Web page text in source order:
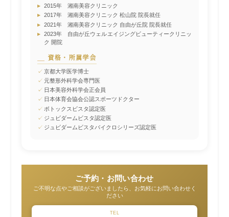
▸
2015年 湘南美容クリニック
▸
2017年 湘南美容クリニック 松山院 院長就任
▸
2021年 湘南美容クリニック 自由が丘院 院長就任
▸
2023年 自由が丘ウェルエイジングビューティークリニッ
ク 開院
資格・所属学会
✓ 京都大学医学博士
✓ 元整形外科学会専門医
✓ 日本美容外科学会正会員
✓ 日本体育会協会公認スポーツドクター
✓ ボトックスビスタ認定医
✓ ジュビダームビスタ認定医
✓ ジュビダームビスタバイクロシリーズ認定医
ご予約・お問い合わせ
ご不明な点やご相談がございましたら、お気軽にお問い合わせく
ださい
TEL